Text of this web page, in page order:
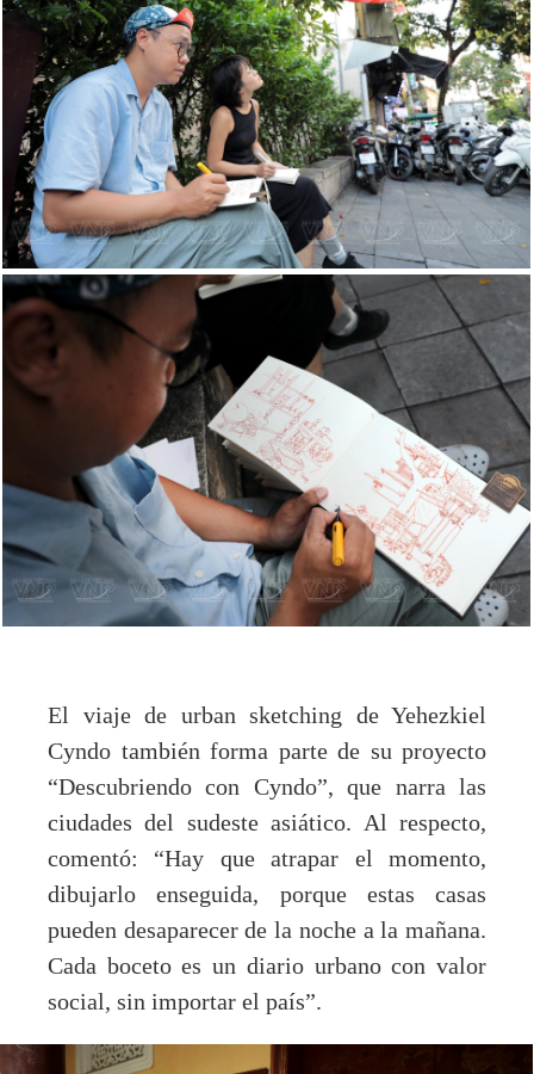
El viaje de urban sketching de Yehezkiel
Cyndo también forma parte de su proyecto
“Descubriendo con Cyndo”, que narra las
ciudades del sudeste asiático. Al respecto,
comentó: “Hay que atrapar el momento,
dibujarlo enseguida, porque estas casas
pueden desaparecer de la noche a la mañana.
Cada boceto es un diario urbano con valor
social, sin importar el país”.